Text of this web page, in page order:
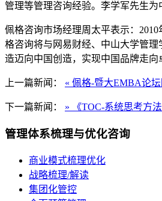
管理等管理咨询经验。李学军先生
佩格咨询市场经理周太平表示：
格咨询将与网易财经、中山大学管
造迈向中国创造，实现中国品牌走向
上一篇新闻： « 佩格-暨大EMBA论
下一篇新闻： » 《TOC-系统思考方
管理体系梳理与优化咨询
商业模式梳理优化
战略梳理/解读
集团化管控